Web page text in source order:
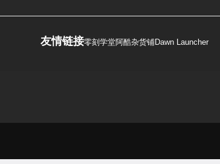
友情链接零刻学堂阿酷杂货铺Dawn Launcher